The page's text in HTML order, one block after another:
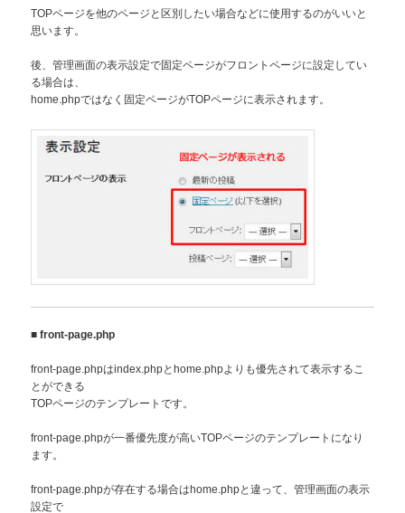
TOPページを他のページと区別したい場合などに使用するのがいいと
思います。
後、管理画面の表示設定で固定ページがフロントページに設定してい
る場合は、
home.phpではなく固定ページがTOPページに表示されます。
■front-page.php
front-page.phpはindex.phpとhome.phpよりも優先されて表示するこ
とができる
TOPページのテンプレートです。
front-page.phpが一番優先度が高いTOPページのテンプレートになり
ます。
front-page.phpが存在する場合はhome.phpと違って、管理画面の表示
設定で